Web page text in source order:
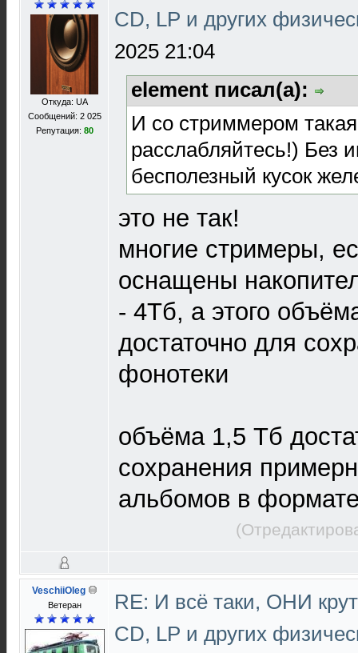
Откуда: UA
Сообщений: 2 025
Репутация: 80
CD, LP и других
2025 21:04
element писал(а):
И со стриммером
расслабляйтесь!) Без
бесполезный кусок
это не так!
многие стримеры,
оснащены
- 4Тб, а этого
достаточно для
фонотеки
объёма 1,5 Тб
сохранения
альбомов в
VeschiiOleg
Ветеран
RE: И всё таки, ОНИ
CD, LP и других